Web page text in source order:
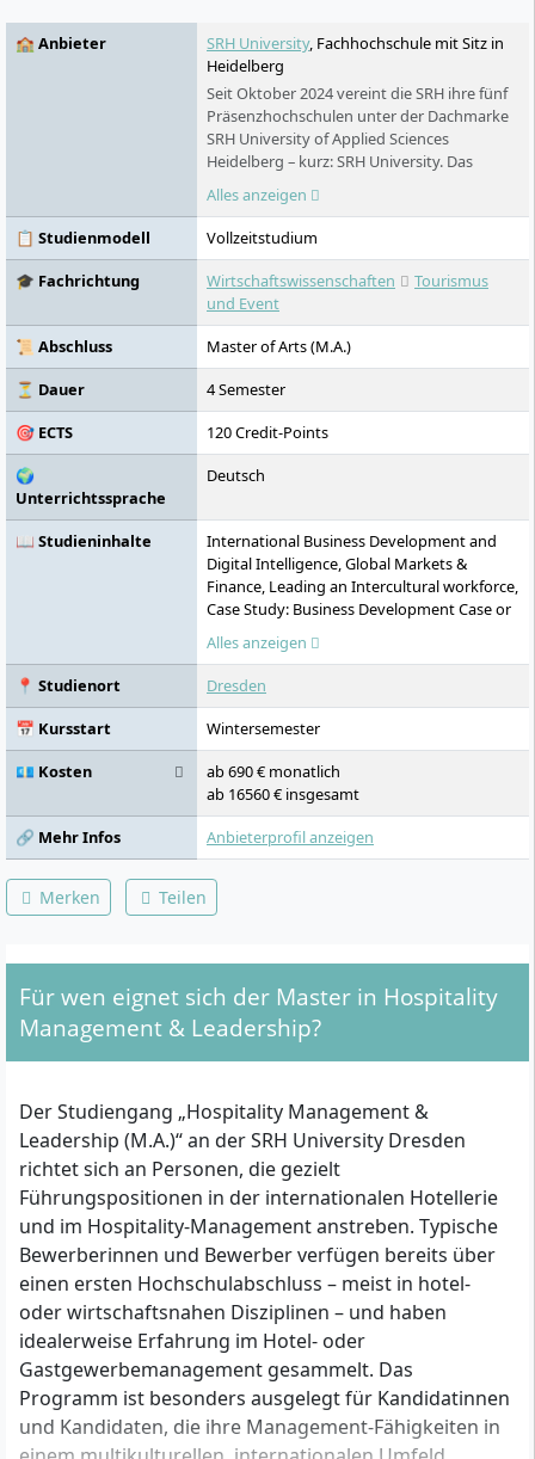
🏫 Anbieter SRH University, Fachhochschule mit Sitz in
Heidelberg
Seit Oktober 2024 vereint die SRH ihre fünf
Präsenzhochschulen unter der Dachmarke
SRH University of Applied Sciences
Heidelberg – kurz: SRH University. Das
Ergebnis: eine der größten privaten
Hochschulen Deutschlands mit 18
Studienstandorten, über 200 Bachelor-,
preisgekrönten CORE-Lehrkonzept.
Studieren ohne NC, in kleinen Gruppen,
Alles anzeigen
📋 Studienmodell
Vollzeitstudium
🎓 Fachrichtung
Wirtschaftswissenschaften
Tourismus
und Event
📜 Abschluss
Master of Arts (M.A.)
⏳ Dauer
4 Semester
🎯 ECTS
120 Credit-Points
🌍
Unterrichtssprache
Deutsch
📖 Studieninhalte
International Business Development and
Digital Intelligence, Global Markets &
Finance, Leading an Intercultural workforce,
Case Study: Business Development Case or
Leading Challenge, Contracting and
Negotiations, Global Human Resource
Management, Hospitality Real Estate, Asset
Management and Experience Design,
Strategic Hotel Distribution & Revenue
Management, Entrepreneurial Hotel
Management and New Work, Case study:
Hospitality Industry Team Project,
Corporate Governance and Business Ethics,
Research Methods, Analysing International
Business (online), Internship or Global
Study Semester, Master's Thesis 2
Alles anzeigen
📍 Studienort
Dresden
📅 Kursstart
Wintersemester
💶 Kosten
ab 690 € monatlich
ab 16560 € insgesamt
🔗 Mehr Infos
Anbieterprofil anzeigen
Merken Teilen
Für wen eignet sich der Master in Hospitality
Management & Leadership?
Der Studiengang „Hospitality Management &
Leadership (M.A.)“ an der SRH University Dresden
richtet sich an Personen, die gezielt
Führungspositionen in der internationalen Hotellerie
und im Hospitality-Management anstreben. Typische
Bewerberinnen und Bewerber verfügen bereits über
einen ersten Hochschulabschluss – meist in hotel-
oder wirtschaftsnahen Disziplinen – und haben
idealerweise Erfahrung im Hotel- oder
Gastgewerbemanagement gesammelt. Das
Programm ist besonders ausgelegt für Kandidatinnen
und Kandidaten, die ihre Management-Fähigkeiten in